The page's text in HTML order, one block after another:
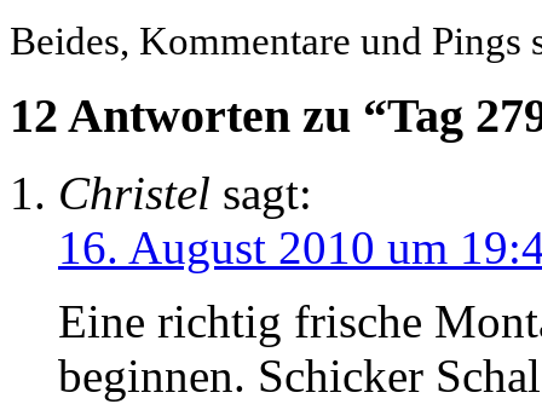
Beides, Kommentare und Pings
12 Antworten zu “Tag
Christel sagt:
16. August 2010 um
Eine richtig frische
beginnen. Schicker